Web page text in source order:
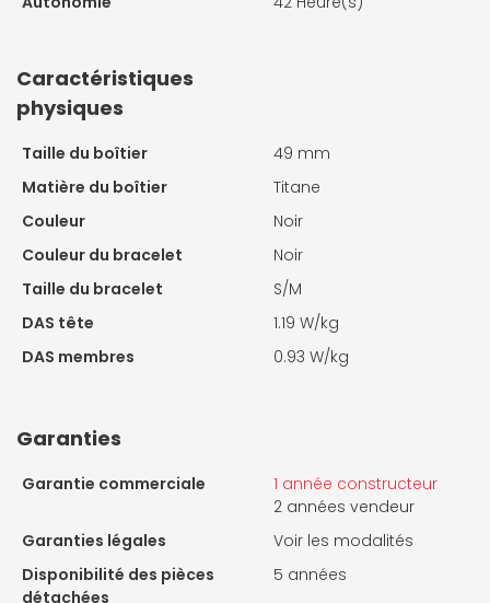
Caractéristiques
physiques
Taille du boîtier
49 mm
Matière du boîtier
Titane
Couleur
Noir
Couleur du bracelet
Noir
Taille du bracelet
S/M
DAS tête
1.19 W/kg
DAS membres
0.93 W/kg
Garanties
Garantie commerciale
1 année constructeur
2 années vendeur
Garanties légales
Voir les modalités
Disponibilité des pièces
détachées
5 années